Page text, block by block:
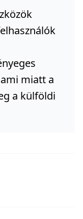
miatt a
a külföldi